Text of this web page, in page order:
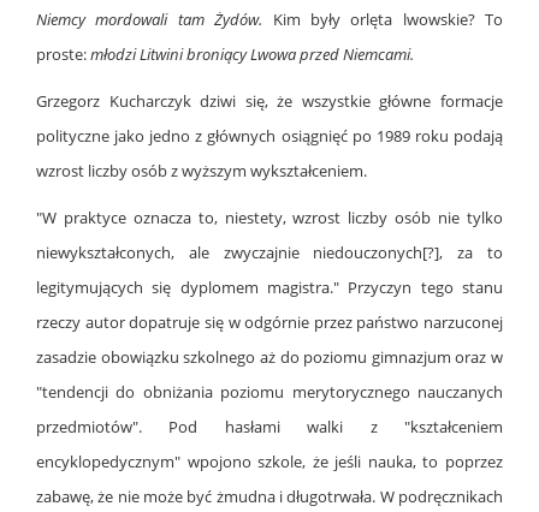
Niemcy mordowali tam Żydów. Kim były orlęta lwowskie? To
proste:młodzi Litwini broniący Lwowa przed Niemcami.
Grzegorz Kucharczyk dziwi się, że wszystkie główne formacje
polityczne jako jedno z głównych osiągnięć po 1989 roku podają
wzrost liczby osób z wyższym wykształceniem.
"W praktyce oznacza to, niestety, wzrost liczby osób nie tylko
niewykształconych, ale zwyczajnie niedouczonych[?], za to
legitymujących się dyplomem magistra." Przyczyn tego stanu
rzeczy autor dopatruje się w odgórnie przez państwo narzuconej
zasadzie obowiązku szkolnego aż do poziomu gimnazjum oraz w
"tendencji do obniżania poziomu merytorycznego nauczanych
przedmiotów". Pod hasłami walki z "kształceniem
encyklopedycznym" wpojono szkole, że jeśli nauka, to poprzez
zabawę, że nie może być żmudna i długotrwała. W podręcznikach